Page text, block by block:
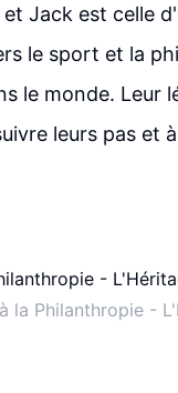
Jack est celle
le sport et la
le monde. Leur
leurs pas et
la Philanthropie -